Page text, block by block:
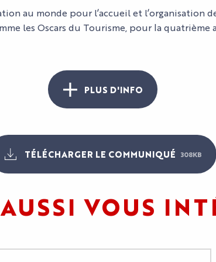
au monde pour l’accueil et l’organisation
les Oscars du Tourisme, pour la quatrième
PLUS D'INFO
TÉLÉCHARGER LE COMMUNIQUÉ 308KB
VOUS